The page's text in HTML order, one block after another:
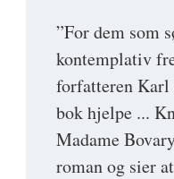
”For dem som
kontemplativ
forfatteren Karl
bok hjelpe ...
Madame
roman og sier